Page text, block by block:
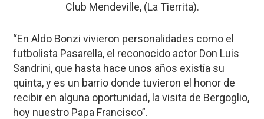
Club Mendeville, (La Tierrita).
“En Aldo Bonzi vivieron personalidades como el
futbolista Pasarella, el reconocido actor Don Luis
Sandrini, que hasta hace unos años existía su
quinta, y es un barrio donde tuvieron el honor de
recibir en alguna oportunidad, la visita de Bergoglio,
hoy nuestro Papa Francisco”.